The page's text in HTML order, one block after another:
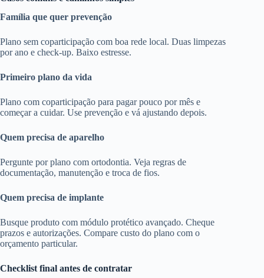
Família que quer prevenção
Plano sem coparticipação com boa rede local. Duas limpezas
por ano e check-up. Baixo estresse.
Primeiro plano da vida
Plano com coparticipação para pagar pouco por mês e
começar a cuidar. Use prevenção e vá ajustando depois.
Quem precisa de aparelho
Pergunte por plano com ortodontia. Veja regras de
documentação, manutenção e troca de fios.
Quem precisa de implante
Busque produto com módulo protético avançado. Cheque
prazos e autorizações. Compare custo do plano com o
orçamento particular.
Checklist final antes de contratar